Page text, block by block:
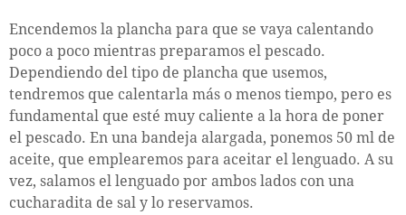
Encendemos la plancha para que se vaya calentando
poco a poco mientras preparamos el pescado.
Dependiendo del tipo de plancha que usemos,
tendremos que calentarla más o menos tiempo, pero es
fundamental que esté muy caliente a la hora de poner
el pescado. En una bandeja alargada, ponemos 50 ml de
aceite, que emplearemos para aceitar el lenguado. A su
vez, salamos el lenguado por ambos lados con una
cucharadita de sal y lo reservamos.